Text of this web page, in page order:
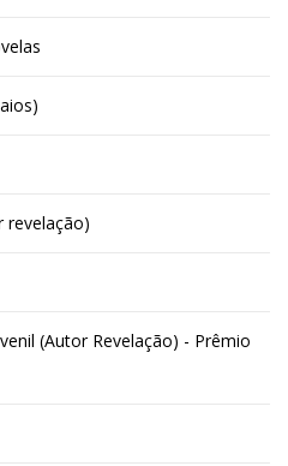
revelação)
(Autor Revelação) - Prêmio